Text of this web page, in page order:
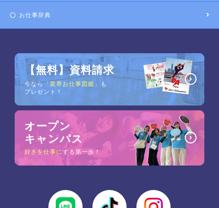
お仕事辞典
【無料】資料請求
今なら「業界お仕事図鑑」
も
プレゼント！
オープン
キャンパス
好きを仕事にする第一歩！